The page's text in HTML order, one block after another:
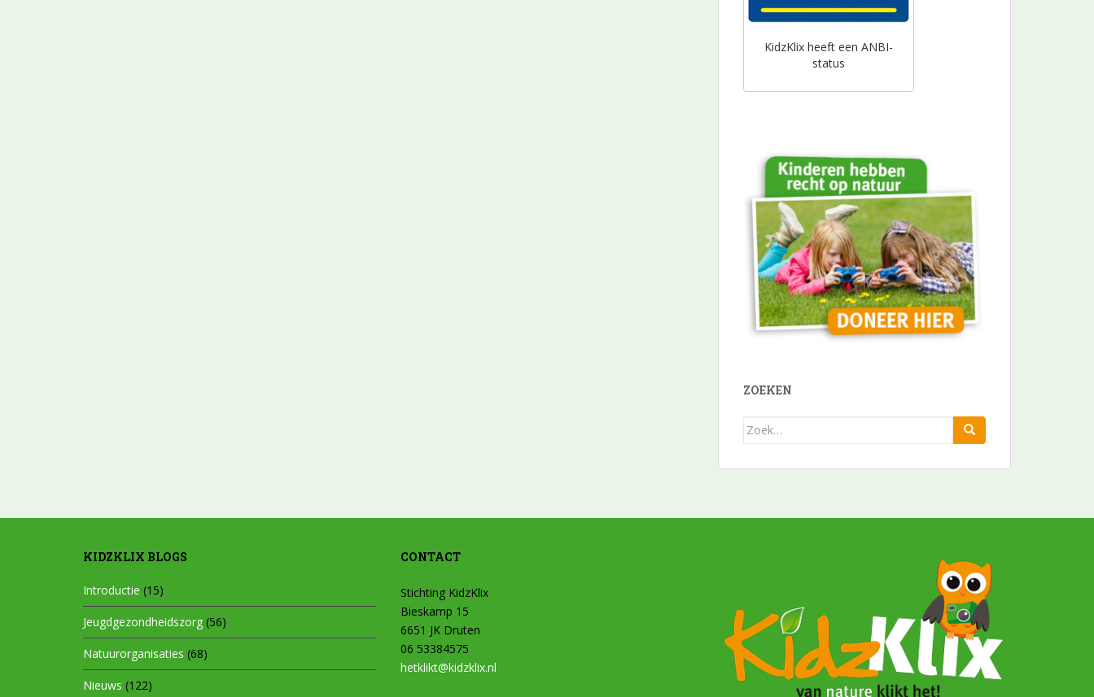
KidzKlix heeft een ANBI-
status
ZOEKEN
Zoek
KIDZKLIX BLOGS
Introductie (15)
Jeugdgezondheidszorg (56)
Natuurorganisaties (68)
Nieuws (122)
CONTACT
Stichting KidzKlix
Bieskamp 15
6651 JK Druten
06 53384575
hetklikt@kidzklix.nl